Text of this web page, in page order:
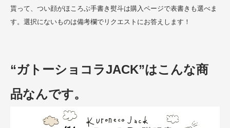
貰って、つい顔がほころぶ手書き熨斗は購入ページで表書きも選べま
す。選択にないものは備考欄でリクエストにお答えします！
“ガトーショコラJACK”はこんな商
品なんです。